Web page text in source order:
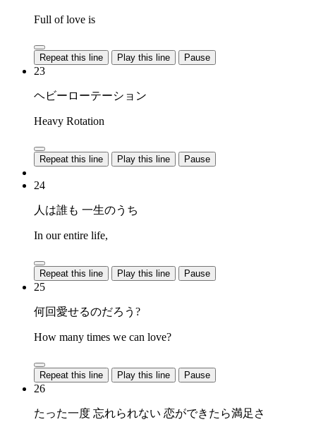
Full of love is
Repeat this line Play this line Pause
23
ヘビーローテーション
Heavy Rotation
Repeat this line Play this line Pause
24
人は誰も 一生のうち
In our entire life,
Repeat this line Play this line Pause
25
何回愛せるのだろう?
How many times we can love?
Repeat this line Play this line Pause
26
たった一度 忘れられない 恋ができたら満足さ